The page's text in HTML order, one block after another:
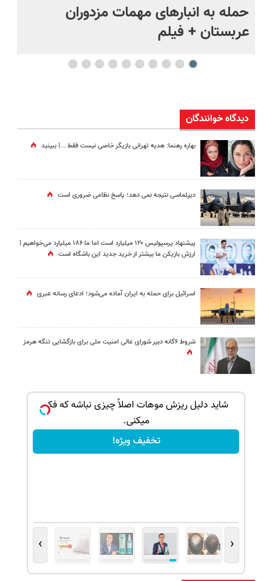
حمله به انبارهای مهمات مزدوران
عربستان + فیلم
دیدگاه خوانندگان
بهاره رهنما: هدیه تهرانی بازیگر خاصی نیست فقط ...|‌ ببینید
دیپلماسی نتیجه‌ نمی دهد؛ پاسخ نظامی ضروری است
پیشنهاد پرسپولیس ۱۲۰ میلیارد است اما ما ۱۸۶ میلیارد می‌خواهیم |
ارزش بازیکن ما بیشتر از خرید جدید این باشگاه است
اسرائیل برای حمله به ایران آماده می‌شود؛ ادعای رسانه عبری
شروط ۶گانه دبیر شورای عالی امنیت ملی برای بازگشایی تنگه هرمز
شاید دلیل ریزش موهات اصلاً چیزی نباشه که فکر
میکنی.
تخفیف ویژه!
‹
›